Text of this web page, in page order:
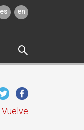
es en
Vuelve